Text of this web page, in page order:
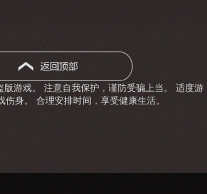
游戏。 注意自我保护，谨防受骗上当。 适度游
伤身。 合理安排时间，享受健康生活。